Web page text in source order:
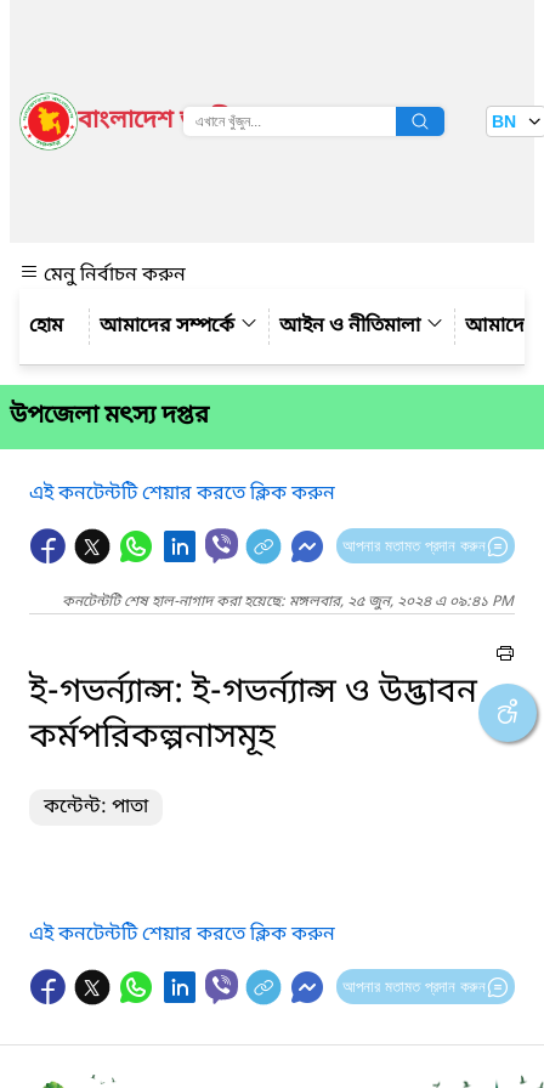
বাংলাদেশ জাতীয় তথ্য বাতায়ন BN
মেনু নির্বাচন করুন
আমাদের সম্পর্কে
আইন ও নীতিমালা আমাদের
উপজেলা মৎস্য দপ্তর
এই কনটেন্টটি শেয়ার করতে ক্লিক করুন
আপনার মতামত প্রদান করুন
কনটেন্টটি শেষ হাল-নাগাদ করা হয়েছে: মঙ্গলবার, ২৫ জুন, ২০২৪ এ ০৯:৪১ PM
ই-গভর্ন্যান্স: ই-গভর্ন্যান্স ও উদ্ভাবন
কর্মপরিকল্পনাসমূহ
কন্টেন্ট: পাতা
এই কনটেন্টটি শেয়ার করতে ক্লিক করুন
আপনার মতামত প্রদান করুন